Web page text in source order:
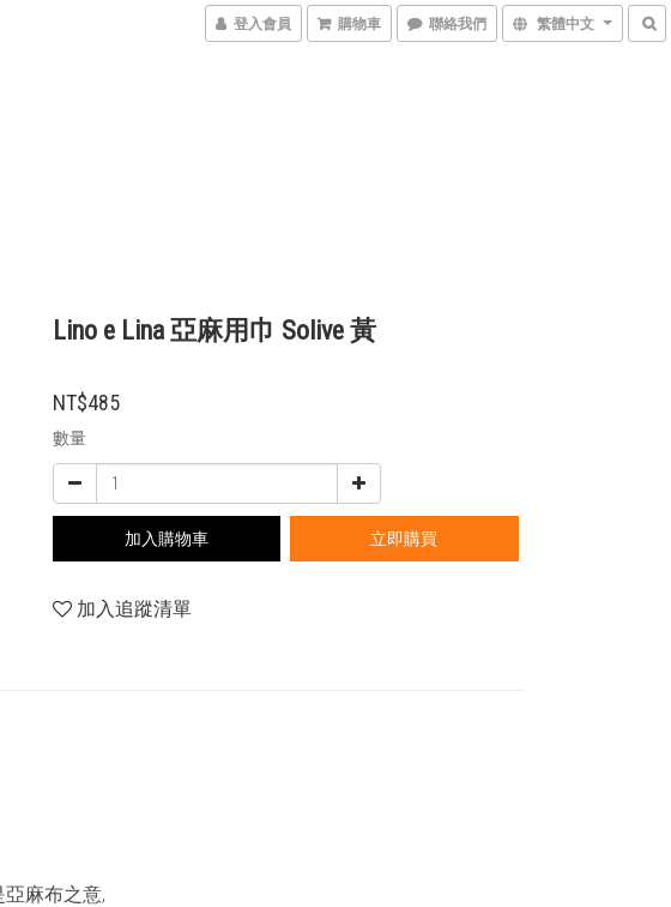
登入會員 購物車 聯絡我們 繁體中文
Lino e Lina 亞麻用巾 Solive 黃
NT$485
數量
加入購物車 立即購買
加入追蹤清單
亞麻布之意,